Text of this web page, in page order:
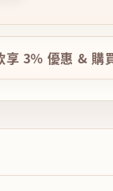
享 3% 優惠 & 購